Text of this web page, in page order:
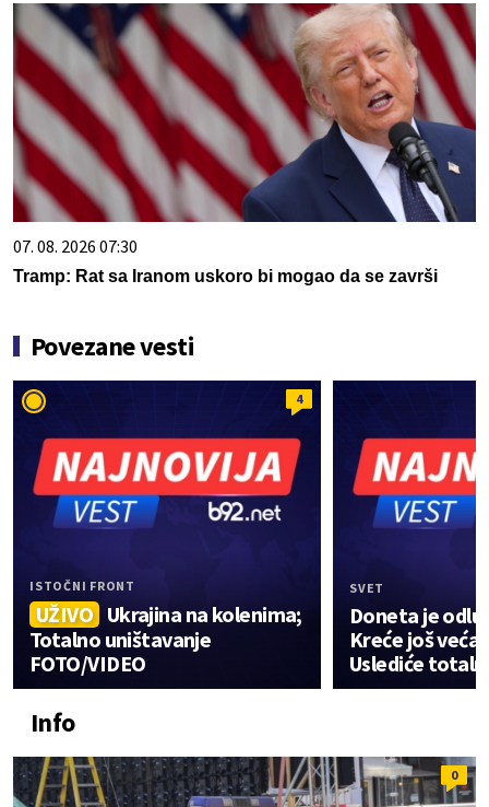
07. 08. 2026 07:30
Tramp: Rat sa Iranom uskoro bi mogao da se završi
Povezane vesti
4
ISTOČNI FRONT
UŽIVO Ukrajina na kolenima;
Totalno uništavanje
FOTO/VIDEO
SVET
Doneta je
Kreće još
Uslediće
Info
0